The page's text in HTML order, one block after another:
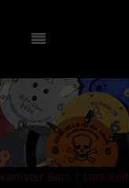
Kanister Bars | Lars